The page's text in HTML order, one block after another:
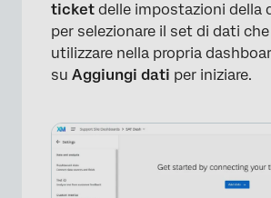
ticket delle impostazioni della
per selezionare il set di dati
utilizzare nella propria
su Aggiungi dati per iniziare.